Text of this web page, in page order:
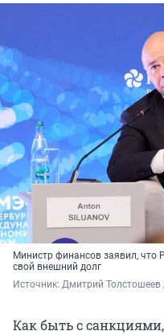
Министр финансов заявил, что
свой внешний долг
Источник: Дмитрий Толстошеев
Как быть с